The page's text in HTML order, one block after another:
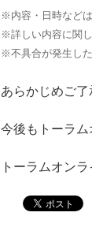
※内容・日時など
※詳しい内容に関
※不具合が発生し
あらかじめご了
今後もトーラム
トーラムオン